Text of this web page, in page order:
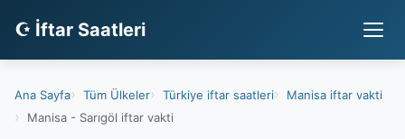
☪ İftar Saatleri
Ana Sayfa Tüm Ülkeler Türkiye iftar saatleri
Manisa iftar vakti
Manisa - Sarıgöl iftar vakti